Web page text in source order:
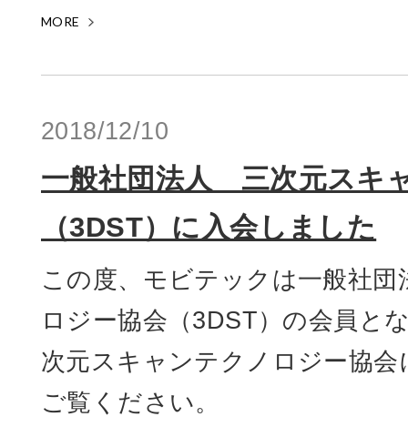
MORE
2018/12/10
一般社団法人 三次元スキ
（3DST）に入会しました
この度、モビテックは一般社
ロジー協会（3DST）の会員と
次元スキャンテクノロジー協
ご覧ください。